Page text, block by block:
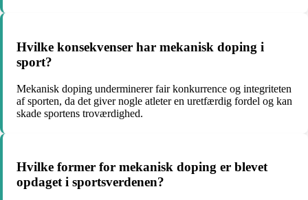
Hvilke konsekvenser har mekanisk doping i
sport?
Mekanisk doping underminerer fair konkurrence og integriteten
af sporten, da det giver nogle atleter en uretfærdig fordel og kan
skade sportens troværdighed.
Hvilke former for mekanisk doping er blevet
opdaget i sportsverdenen?